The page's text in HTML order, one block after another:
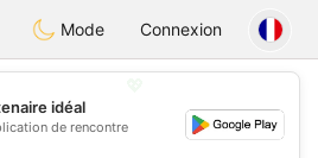
olombiaCitas
Mode Connexion
idéal
de rencontre